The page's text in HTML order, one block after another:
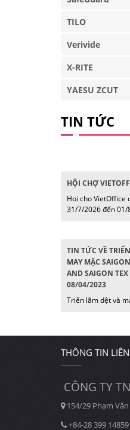
TILO
Verivide
X-RITE
YAESU ZCUT
TIN TỨC
HỘI CHỢ
Hoi cho VietOffice
31/7/2026 đến 01/
TIN TỨC VỀ
MAY MẶC
AND SAIGON
08/04/2023
Triển lãm dệt và
THÔNG TIN
CÔNG TY
154/29 Phạm
+84-28 399